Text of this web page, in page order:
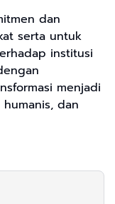
dan
serta untuk
institusi
menjadi
dan